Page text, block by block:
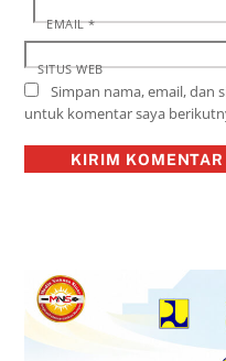
EMAIL*
SITUS WEB
Simpan nama, email, dan
untuk komentar saya